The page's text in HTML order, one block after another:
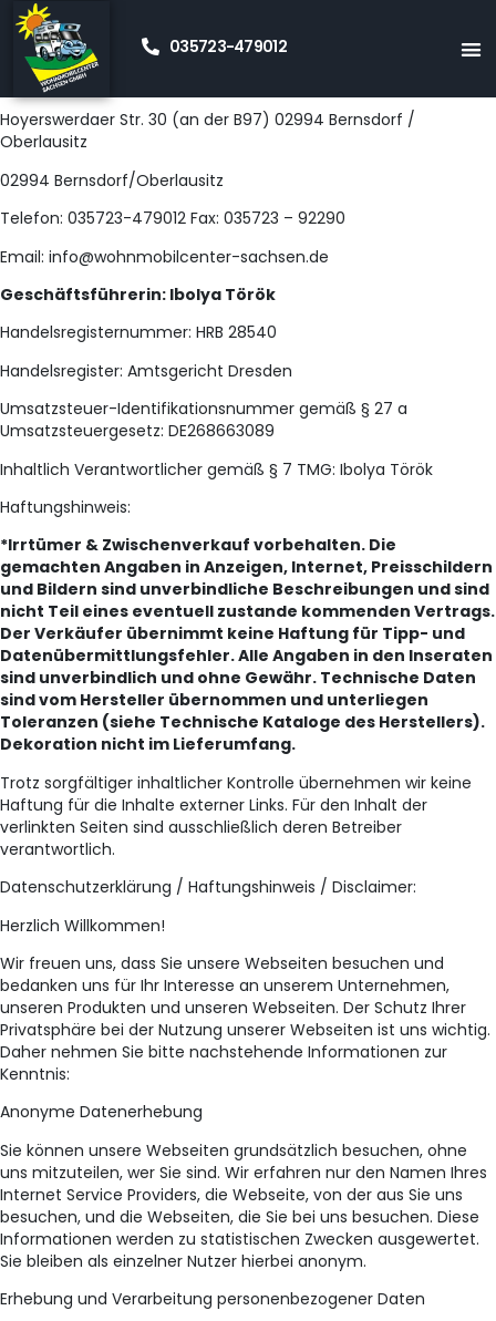
035723-479012
Impressum
Wohnmobilcenter Sachsen GmbH
Hoyerswerdaer Str. 30 (an der B97) 02994 Bernsdorf /
Oberlausitz
02994 Bernsdorf/Oberlausitz
Telefon: 035723-479012 Fax: 035723 – 92290
Email: info@wohnmobilcenter-sachsen.de
Geschäftsführerin: Ibolya Török
Handelsregisternummer: HRB 28540
Handelsregister: Amtsgericht Dresden
Umsatzsteuer-Identifikationsnummer gemäß § 27 a
Umsatzsteuergesetz: DE268663089
Inhaltlich Verantwortlicher gemäß § 7 TMG: Ibolya Török
Haftungshinweis:
*Irrtümer & Zwischenverkauf vorbehalten. Die
gemachten Angaben in Anzeigen, Internet, Preisschildern
und Bildern sind unverbindliche Beschreibungen und sind
nicht Teil eines eventuell zustande kommenden Vertrags.
Der Verkäufer übernimmt keine Haftung für Tipp- und
Datenübermittlungsfehler. Alle Angaben in den Inseraten
sind unverbindlich und ohne Gewähr. Technische Daten
sind vom Hersteller übernommen und unterliegen
Toleranzen (siehe Technische Kataloge des Herstellers).
Dekoration nicht im Lieferumfang.
Trotz sorgfältiger inhaltlicher Kontrolle übernehmen wir keine
Haftung für die Inhalte externer Links. Für den Inhalt der
verlinkten Seiten sind ausschließlich deren Betreiber
verantwortlich.
Datenschutzerklärung / Haftungshinweis / Disclaimer:
Herzlich Willkommen!
Wir freuen uns, dass Sie unsere Webseiten besuchen und
bedanken uns für Ihr Interesse an unserem Unternehmen,
unseren Produkten und unseren Webseiten. Der Schutz Ihrer
Privatsphäre bei der Nutzung unserer Webseiten ist uns wichtig.
Daher nehmen Sie bitte nachstehende Informationen zur
Kenntnis:
Anonyme Datenerhebung
Sie können unsere Webseiten grundsätzlich besuchen, ohne
uns mitzuteilen, wer Sie sind. Wir erfahren nur den Namen Ihres
Internet Service Providers, die Webseite, von der aus Sie uns
besuchen, und die Webseiten, die Sie bei uns besuchen. Diese
Informationen werden zu statistischen Zwecken ausgewertet.
Sie bleiben als einzelner Nutzer hierbei anonym.
Erhebung und Verarbeitung personenbezogener Daten